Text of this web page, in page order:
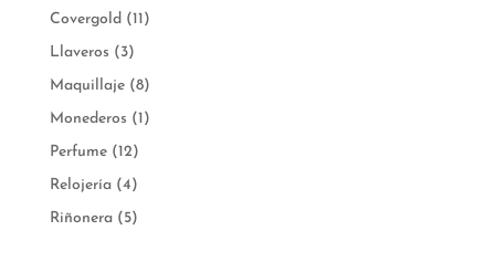
Covergold (11)
Llaveros (3)
Maquillaje (8)
Monederos (1)
Perfume (12)
Relojería (4)
Riñonera (5)